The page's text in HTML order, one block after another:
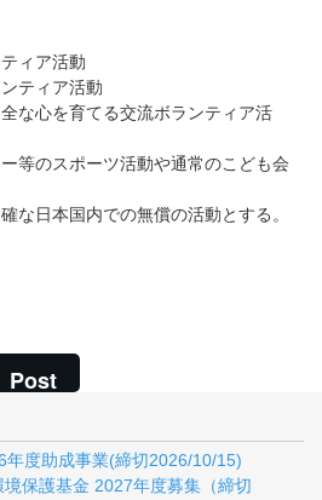
ィア活動
ティア活動
な心を育てる交流ボランティア活
等のスポーツ活動や通常のこども会
な日本国内での無償の活動とする。
Post
年度助成事業(締切2026/10/15)
保護基金 2027年度募集（締切